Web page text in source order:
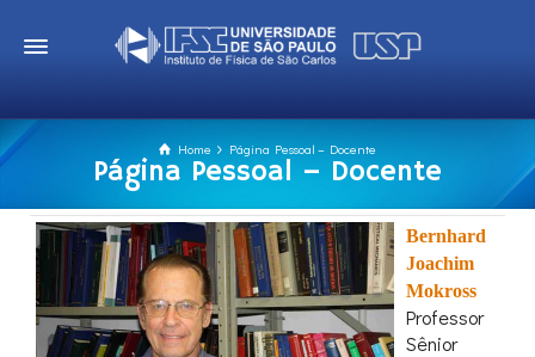
Home Página Pessoal – Docente
Página Pessoal – Docente
Bernhard
Joachim
Mokross
Professor
Sênior